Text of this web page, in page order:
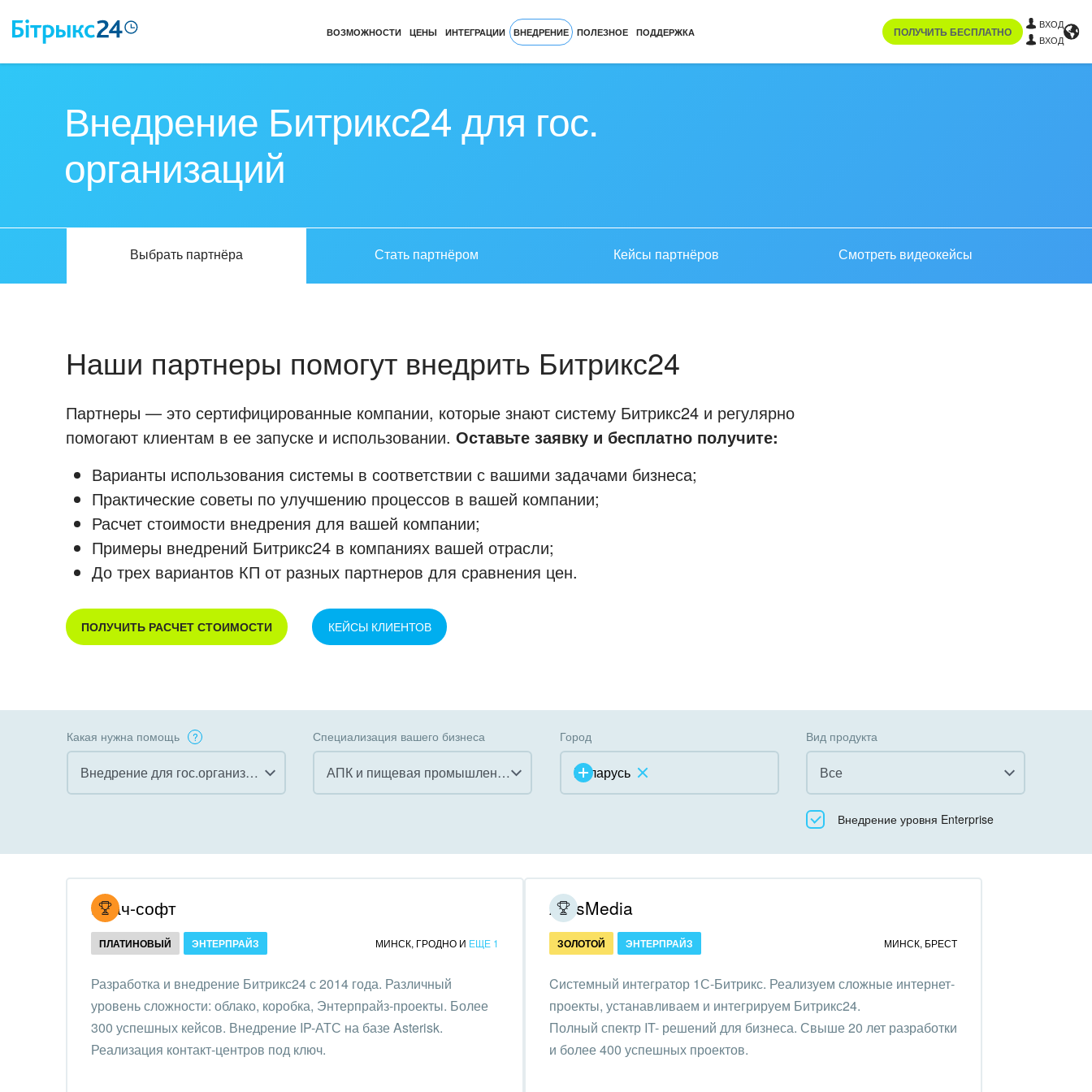
ВОЗМОЖНОСТИ ЦЕНЫ ИНТЕГРАЦИИ ВНЕДРЕНИЕ ПОЛЕЗНОЕ ПОДДЕРЖКА ПОЛУЧИТЬ БЕСПЛАТНО
ВХОД
ВХОД
Внедрение Битрикс24 для гос.
организаций
Выбрать партнёра Стать партнёром Кейсы партнёров Смотреть видеокейсы
Наши партнеры помогут внедрить Битрикс24
Партнеры — это сертифицированные компании, которые знают систему Битрикс24 и регулярно
помогают клиентам в ее запуске и использовании. Оставьте заявку и бесплатно получите:
Варианты использования системы в соответствии с вашими задачами бизнеса;
Практические советы по улучшению процессов в вашей компании;
Расчет стоимости внедрения для вашей компании;
Примеры внедрений Битрикс24 в компаниях вашей отрасли;
До трех вариантов КП от разных партнеров для сравнения цен.
ПОЛУЧИТЬ РАСЧЕТ СТОИМОСТИ КЕЙСЫ КЛИЕНТОВ
Какая нужна помощь
Внедрение для гос.организаций
Внедрение КЭДО
Интеграция с 1С
Организация задач и
Внедрение Бизнес-
процессов
Специализация вашего бизнеса
АПК и пищевая промышленность
Коммунальные услуги, ЖКХ
организации,
Благотворительность
Город
Беларусь
Вид продукта
Все
Все
Коробочная версия
Внедрение уровня Enterprise
Итач-софт
ПЛАТИНОВЫЙ ЭНТЕРПРАЙЗ МИНСК, ГРОДНО И ЕЩЕ 1
Разработка и внедрение Битрикс24 с 2014 года. Различный
уровень сложности: облако, коробка, Энтерпрайз-проекты. Более
300 успешных кейсов. Внедрение IP-АТС на базе Asterisk.
Реализация контакт-центров под ключ.
ArtisMedia
ЗОЛОТОЙ ЭНТЕРПРАЙЗ МИНСК, БРЕСТ
Cистемный интегратор 1С-Битрикс. Реализуем сложные интернет-
проекты, устанавливаем и интегрируем Битрикс24.
Полный спектр IT- решений для бизнеса. Свыше 20 лет разработки
и более 400 успешных проектов.